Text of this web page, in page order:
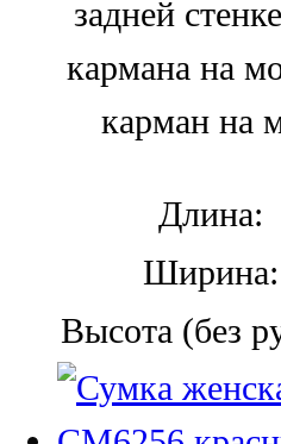
задней
кармана на
карман на
Длина:
Ширина:
Высота (без